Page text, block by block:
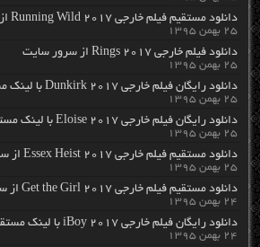
دانلود مستقیم فیلم خارجی Running Wild 2017 از سرور سایت
۲۵ بهمن ۱۳۹۵
دانلود فیلم خارجی Rings 2017 از سرور سایت
۲۵ بهمن ۱۳۹۵
دانلود رایگان فیلم خارجی Dunkirk 2017 با لینک مستقیم
۲۵ بهمن ۱۳۹۵
دانلود رایگان فیلم خارجی Eloise 2017 با لینک مستقیم
۲۵ بهمن ۱۳۹۵
دانلود مستقیم فیلم خارجی Essex Heist 2017 از سرور سایت
۲۵ بهمن ۱۳۹۵
دانلود مستقیم فیلم خارجی Get the Girl 2017 از سرور سایت
۲۴ بهمن ۱۳۹۵
دانلود رایگان فیلم خارجی iBoy 2017 با لینک مستقیم
۲۴ بهمن ۱۳۹۵